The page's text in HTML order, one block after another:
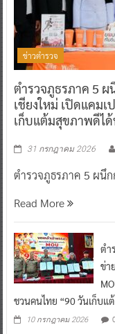
ข่าวตำรวจ
ตำรวจภูธรภาค 5 ผ
เชียงใหม่ เปิดแคม
เก็บแต้มสุขภาพดีไ
31 กรกฎาคม 2026
ตำรวจภูธรภาค 5 ผนึก
Read More
ตำ
ข่า
ชวนคนไทย “90 วันเก็บแ
10 กรกฎาคม 2026